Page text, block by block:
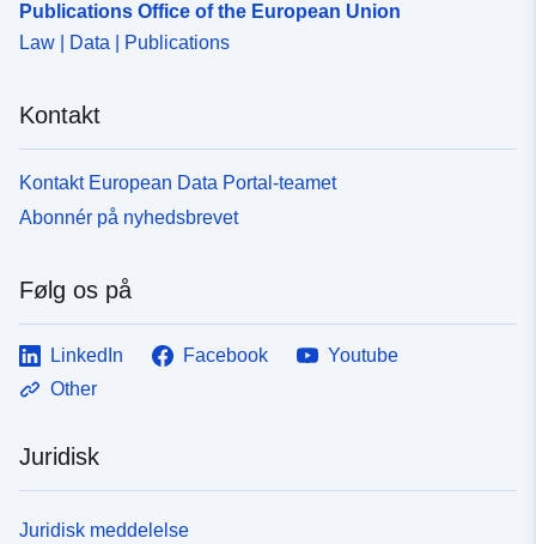
Publications Office of the European Union
Law | Data | Publications
Kontakt
Kontakt European Data Portal-teamet
Abonnér på nyhedsbrevet
Følg os på
LinkedIn Facebook
Youtube
Other
Juridisk
Juridisk meddelelse